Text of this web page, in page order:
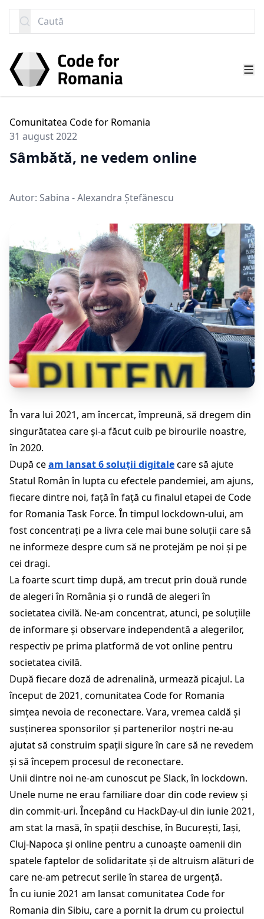
Caută
Comunitatea Code for Romania
31 august 2022
Sâmbătă, ne vedem online
Autor: Sabina - Alexandra Ștefănescu
În vara lui 2021, am încercat, împreună, să dregem din
singurătatea care și-a făcut cuib pe birourile noastre,
în 2020.
După ceam lansat 6 soluții digitalecare să ajute
Statul Român în lupta cu efectele pandemiei, am ajuns,
fiecare dintre noi, față în față cu finalul etapei de Code
for Romania Task Force. În timpul lockdown-ului, am
fost concentrați pe a livra cele mai bune soluții care să
ne informeze despre cum să ne protejăm pe noi și pe
cei dragi.
La foarte scurt timp după, am trecut prin două runde
de alegeri în România și o rundă de alegeri în
societatea civilă. Ne-am concentrat, atunci, pe soluțiile
de informare și observare independentă a alegerilor,
respectiv pe prima platformă de vot online pentru
societatea civilă.
După fiecare doză de adrenalină, urmează picajul. La
început de 2021, comunitatea Code for Romania
simțea nevoia de reconectare. Vara, vremea caldă și
susținerea sponsorilor și partenerilor noștri ne-au
ajutat să construim spații sigure în care să ne revedem
și să începem procesul de reconectare.
Unii dintre noi ne-am cunoscut pe Slack, în lockdown.
Unele nume ne erau familiare doar din code review și
din commit-uri. Începând cu HackDay-ul din iunie 2021,
am stat la masă, în spații deschise, în București, Iași,
Cluj-Napoca și online pentru a cunoaște oamenii din
spatele faptelor de solidaritate și de altruism alături de
care ne-am petrecut serile în starea de urgență.
În cu iunie 2021 am lansat comunitatea Code for
Romania din Sibiu, care a pornit la drum cu proiectul